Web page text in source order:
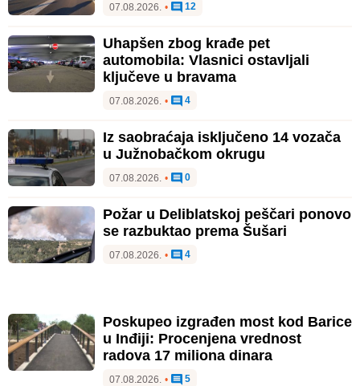
07.08.2026. • 12
Uhapšen zbog krađe pet
automobila: Vlasnici ostavljali
ključeve u bravama
07.08.2026. • 4
Iz saobraćaja isključeno 14 vozača
u Južnobačkom okrugu
07.08.2026. • 0
Požar u Deliblatskoj peščari ponovo
se razbuktao prema Šušari
07.08.2026. • 4
Poskupeo izgrađen most kod Barice
u Inđiji: Procenjena vrednost
radova 17 miliona dinara
07.08.2026. • 5